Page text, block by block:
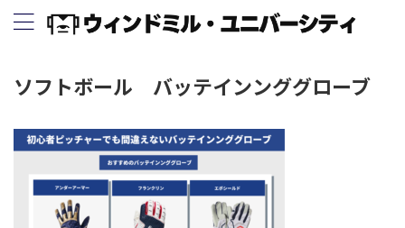
ソフトボール バッテインンググローブ